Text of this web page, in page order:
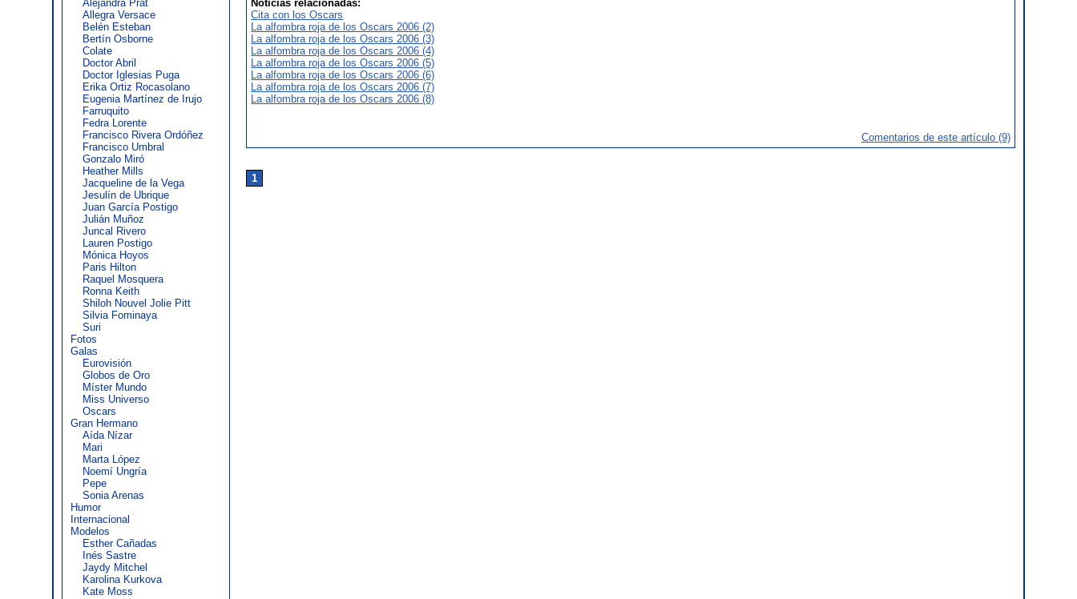
Alejandra Prat
Allegra Versace
Belén Esteban
Bertín Osborne
Colate
Doctor Abril
Doctor Iglesias Puga
Erika Ortiz Rocasolano
Eugenia Martínez de Irujo
Farruquito
Fedra Lorente
Francisco Rivera Ordóñez
Francisco Umbral
Gonzalo Miró
Heather Mills
Jacqueline de la Vega
Jesulín de Ubrique
Juan García Postigo
Julián Muñoz
Juncal Rivero
Lauren Postigo
Mónica Hoyos
Paris Hilton
Raquel Mosquera
Ronna Keith
Shiloh Nouvel Jolie Pitt
Silvia Fominaya
Suri
Fotos
Galas
Eurovisión
Globos de Oro
Míster Mundo
Miss Universo
Oscars
Gran Hermano
Aída Nízar
Mari
Marta López
Noemí Ungría
Pepe
Sonia Arenas
Humor
Internacional
Modelos
Esther Cañadas
Inés Sastre
Jaydy Mitchel
Karolina Kurkova
Kate Moss
Noticias relacionadas:
Cita con los Oscars
La alfombra roja de los Oscars 2006 (2)
La alfombra roja de los Oscars 2006 (3)
La alfombra roja de los Oscars 2006 (4)
La alfombra roja de los Oscars 2006 (5)
La alfombra roja de los Oscars 2006 (6)
La alfombra roja de los Oscars 2006 (7)
La alfombra roja de los Oscars 2006 (8)
Comentarios de este artículo (9)
1